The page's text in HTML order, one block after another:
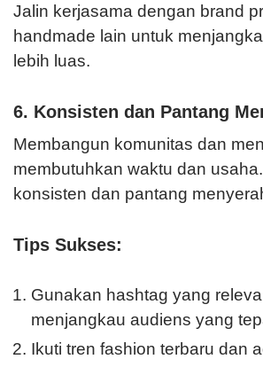
Jalin kerjasama dengan brand
handmade lain untuk
lebih luas.
6. Konsisten dan Pantang
Membangun komunitas dan
membutuhkan waktu dan
konsisten dan pantang
Tips Sukses:
Gunakan hashtag yang
menjangkau audiens yang
Ikuti tren fashion terbaru dan